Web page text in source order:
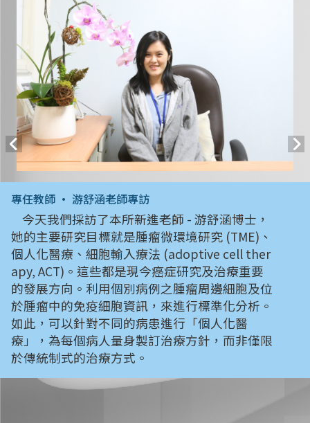
專任教師 • 游舒涵老師專訪
今天我們採訪了本所新進老師 - 游舒涵博士，
她的主要研究目標就是腫瘤微環境研究 (TME)、
個人化醫療、細胞輸入療法 (adoptive cell ther
apy, ACT)。這些都是現今癌症研究及治療重要
的發展方向。利用個別病例之腫瘤周邊細胞及位
於腫瘤中的免疫細胞資訊，來進行標準化分析。
如此，可以針對不同的病患進行「個人化醫
療」，為每個病人量身製訂治療方針，而非僅限
於傳統制式的治療方式。
所長 • 蔡孟勳教授專訪
今日採訪新任所長蔡孟勳教授，來談談他的學思